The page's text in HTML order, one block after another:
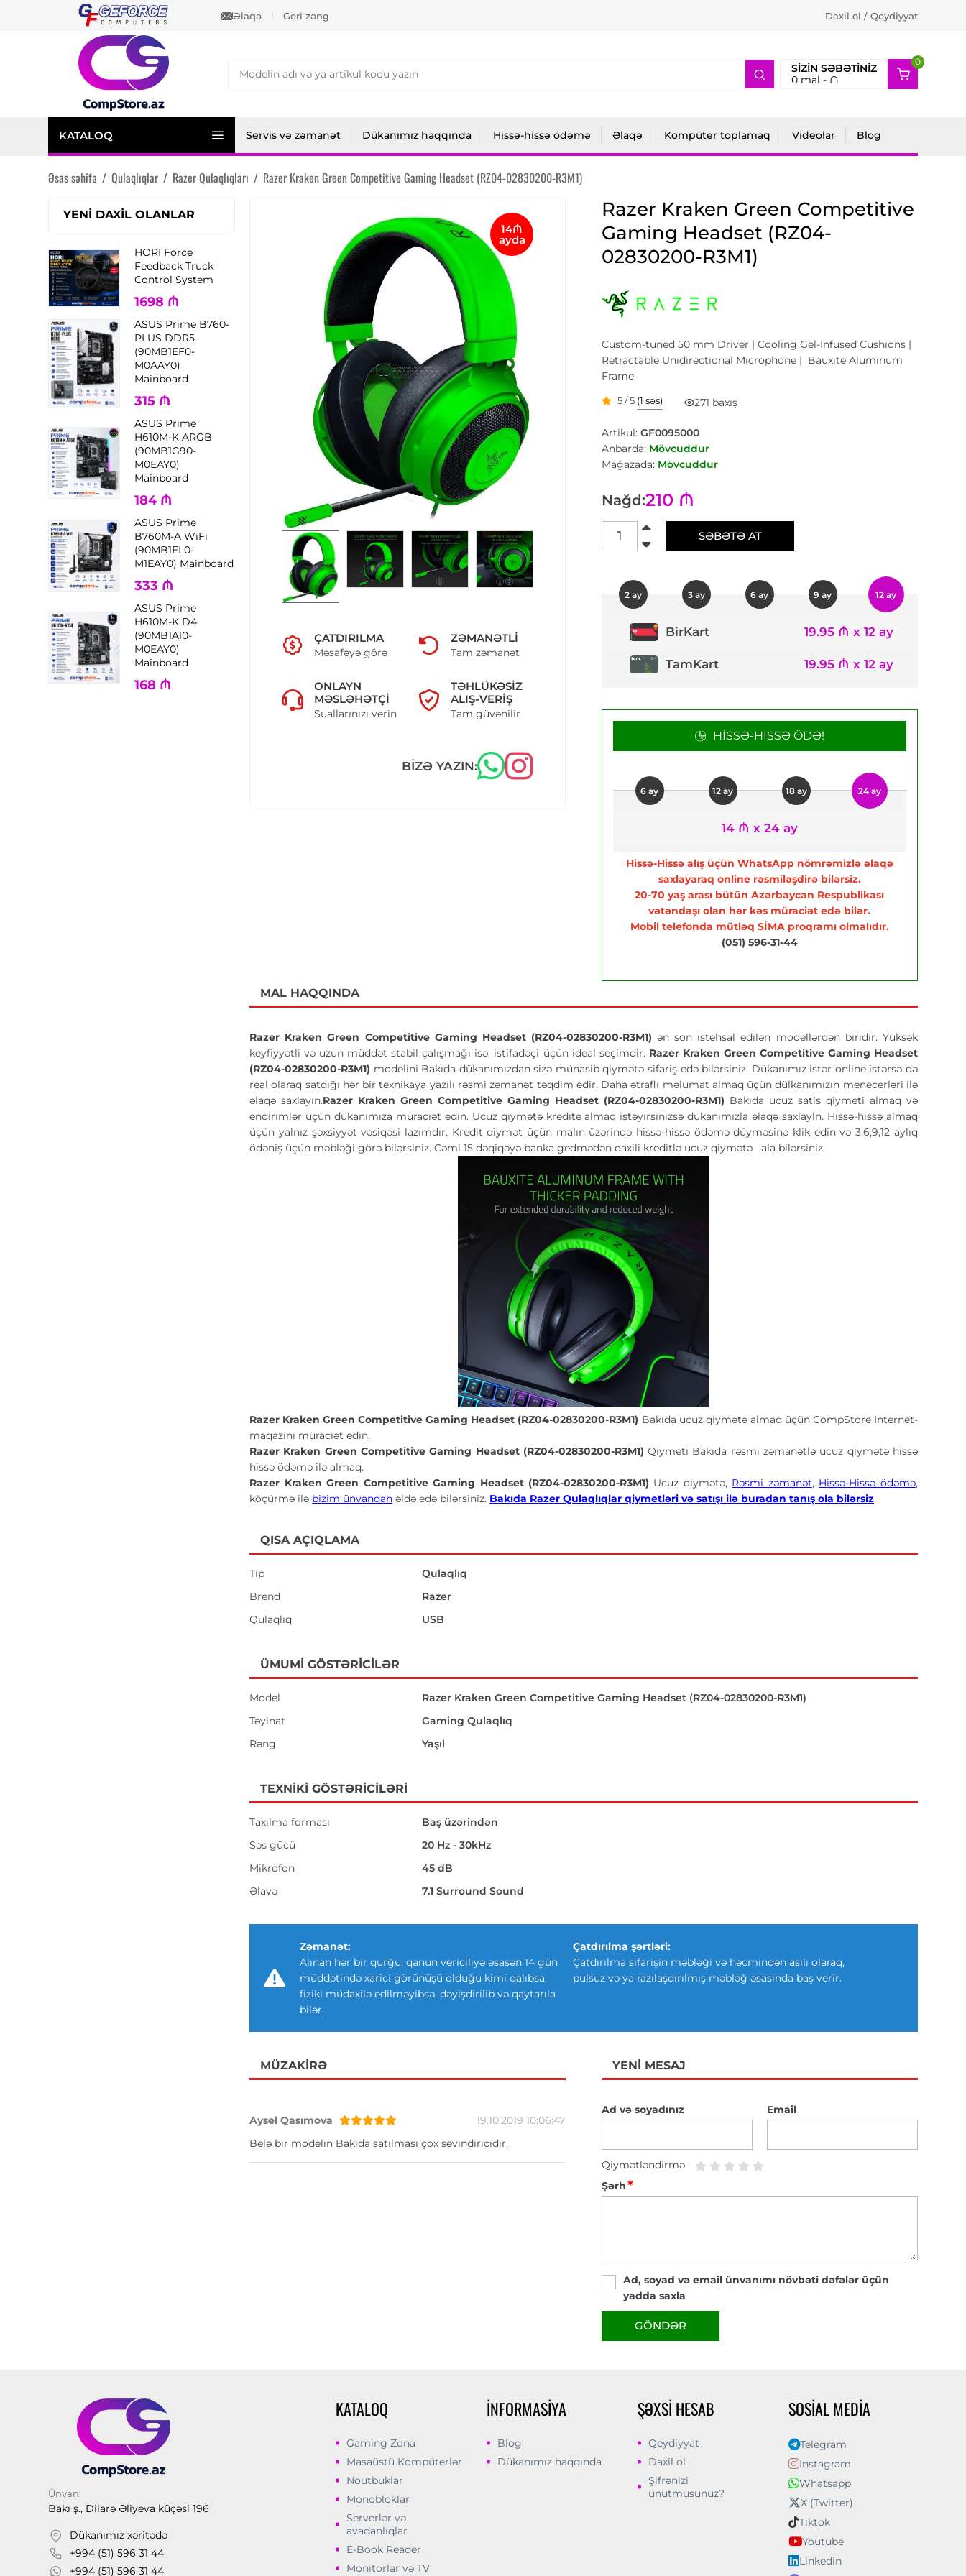
Əlaqə Geri zəng Daxil ol / Qeydiyyat
SIZIN SƏBƏTINIZ
0mal - ₼
0
2
KATALOQ Servis və zəmanət Dükanımız haqqında Hissə-hissə ödəmə Əlaqə Kompüter toplamaq Videolar Blog
Əsas səhifə / Qulaqlıqlar / Razer Qulaqlıqları / Razer Kraken Green Competitive Gaming Headset (RZ04-02830200-R3M1)
YENI DAXIL OLANLAR
HORI Force
Feedback Truck
Control System
1698 ₼
ASUS Prime B760-
PLUS DDR5
(90MB1EF0-
M0AAY0)
Mainboard
315 ₼
ASUS Prime
H610M-K ARGB
(90MB1G90-
M0EAY0)
Mainboard
184 ₼
ASUS Prime
B760M-A WiFi
(90MB1EL0-
M1EAY0) Mainboard
333 ₼
ASUS Prime
H610M-K D4
(90MB1A10-
M0EAY0)
Mainboard
168 ₼
14₼
ayda
ÇATDIRILMA
Məsafəyə görə
ZƏMANƏTLI
Tam zəmanət
ONLAYN
MƏSLƏHƏTÇI
Suallarınızı verin
TƏHLÜKƏSIZ
ALIŞ-VERIŞ
Tam güvənilir
BIZƏ YAZIN:
Razer Kraken Green Competitive
Gaming Headset (RZ04-
02830200-R3M1)
Custom-tuned 50 mm Driver | Cooling Gel-Infused Cushions |
Retractable Unidirectional Microphone | Bauxite Aluminum
Frame
5 / 5 (1 səs) 271 baxış
Artikul: GF0095000
Anbarda: Mövcuddur
Mağazada: Mövcuddur
Nağd:210 ₼
SƏBƏTƏ AT
2 ay 3 ay 6 ay 9 ay 12 ay
BirKart 19.95 ₼ x 12 ay
TamKart 19.95 ₼ x 12 ay
HISSƏ-HISSƏ ÖDƏ!
6 ay 12 ay 18 ay 24 ay
14 ₼ x 24 ay
Hissə-Hissə alış üçün WhatsApp nömrəmizlə əlaqə
saxlayaraq online rəsmiləşdirə bilərsiz.
20-70 yaş arası bütün Azərbaycan Respublikası
vətəndaşı olan hər kəs müraciət edə bilər.
Mobil telefonda mütləq SİMA proqramı olmalıdır.
(051) 596-31-44
MAL HAQQINDA
Razer Kraken Green Competitive Gaming Headset (RZ04-02830200-R3M1)ən son istehsal edilən modellərdən biridir. Yüksək
keyfiyyətli və uzun müddət stabil çalışmağı isə, istifadəçi üçün ideal seçimdir. Razer Kraken Green Competitive Gaming Headset
(RZ04-02830200-R3M1) modelini Bakıda dükanımızdan sizə münasib qiymətə sifariş edə bilərsiniz. Dükanımız istər online istərsə də
real olaraq satdığı hər bir texnikaya yazılı rəsmi zəmanət təqdim edir. Daha ətraflı məlumat almaq üçün dülkanımızın menecerləri ilə
əlaqə saxlayın.Razer Kraken Green Competitive Gaming Headset (RZ04-02830200-R3M1) Bakıda ucuz satis qiymeti almaq və
endirimlər üçün dükanımıza müraciət edin. Ucuz qiymətə kredite almaq istəyirsinizsə dükanımızla əlaqə saxlayln. Hissə-hissə almaq
üçün yalnız şəxsiyyət vəsiqəsi lazımdır. Kredit qiymət üçün malın üzərində hissə-hissə ödəmə düyməsinə klik edin və 3,6,9,12 aylıq
ödəniş üçün məbləği görə bilərsiniz. Cəmi 15 dəqiqəyə banka gedmədən daxili kreditlə ucuz qiymətə
ala bilərsiniz
Razer Kraken Green Competitive Gaming Headset (RZ04-02830200-R3M1) Bakıda ucuz qiymətə almaq üçün CompStore İnternet-
maqazini müraciət edin.
Razer Kraken Green Competitive Gaming Headset (RZ04-02830200-R3M1)Qiymeti Bakıda rəsmi zəmanətlə ucuz qiymətə hissə
hissə ödəmə ilə almaq.
Razer Kraken Green Competitive Gaming Headset (RZ04-02830200-R3M1) Ucuz qiymətə, Rəsmi zəmanət, Hissə-Hissə ödəmə,
köçürmə ilə bizim ünvandan əldə edə bilərsiniz. Bakıda Razer Qulaqlıqlar qiymetləri və satışı ilə buradan tanış ola bilərsiz
QISA AÇIQLAMA
Tip
Qulaqlıq
Brend
Razer
Qulaqlıq
USB
ÜMUMI GÖSTƏRICILƏR
Model
Razer Kraken Green Competitive Gaming Headset (RZ04-02830200-R3M1)
Təyinat
Gaming Qulaqlıq
Rəng
Yaşıl
TEXNIKI GÖSTƏRICILƏRI
Taxılma forması
Baş üzərindən
Səs gücü
20 Hz - 30kHz
Mikrofon
45 dB
Əlavə
7.1 Surround Sound
Zəmanət:
Alınan hər bir qurğu, qanun vericiliyə əsasən 14 gün
müddətində xarici görünüşü olduğu kimi qalıbsa,
fiziki müdaxilə edilməyibsə, dəyişdirilib və qaytarıla
bilər.
Çatdırılma şərtləri:
Çatdırılma sifarişin məbləği və həcmindən asılı olaraq,
pulsuz və ya razılaşdırılmış məbləğ əsasında baş verir.
MÜZAKIRƏ
Aysel Qasımova
19.10.2019 10:06:47
Belə bir modelin Bakıda satılması çox sevindiricidir.
YENI MESAJ
Ad və soyadınız Email
Qiymətləndirmə
Şərh*
Ad, soyad və email ünvanımı növbəti dəfələr üçün
yadda saxla
GÖNDƏR
Ünvan:
Bakı ş., Dilarə Əliyeva küçəsi 196
Dükanımız xəritədə
+994 (51) 596 31 44
+994 (51) 596 31 44
KATALOQ
Gaming Zona
Masaüstü Kompüterlər
Noutbuklar
Monobloklar
Serverlər və
avadanlıqlar
E-Book Reader
Monitorlar və TV
İNFORMASIYA
Blog
Dükanımız haqqında
ŞƏXSI HESAB
Qeydiyyat
Daxil ol
Şifrənizi
unutmusunuz?
SOSIAL MEDIA
Telegram
Instagram
Whatsapp
X (Twitter)
Tiktok
Youtube
Linkedin